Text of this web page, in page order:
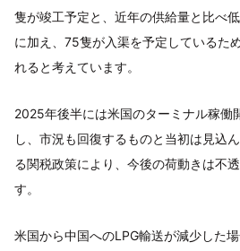
隻が竣工予定と、近年の供給量と比べ
に加え、75隻が入渠を予定しているた
れると考えています。
2025年後半には米国のターミナル稼働
し、市況も回復するものと当初は見込
る関税政策により、今後の荷動きは不
す。
米国から中国へのLPG輸送が減少した